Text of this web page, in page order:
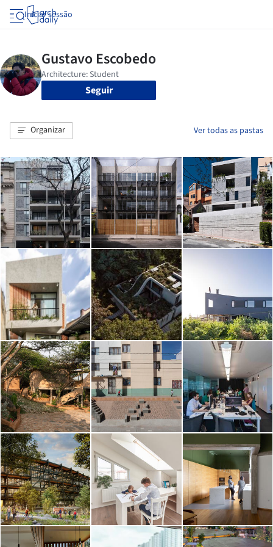
Iniciar sessão
Seguir
Organizar Ver todas as pastas